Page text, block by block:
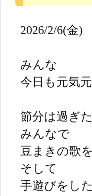
2026/2/6(金)
みんな
今日も元気
節分は過ぎ
みんなで
豆まきの歌
そして
手遊びをし